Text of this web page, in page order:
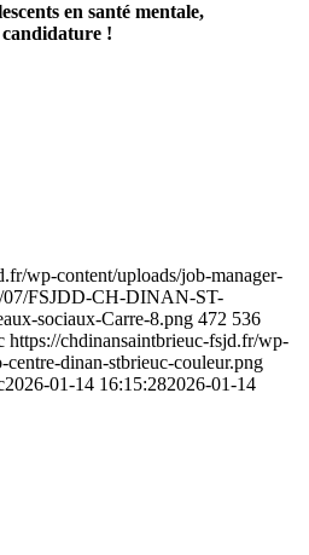
en santé mentale,
!
wp-content/uploads/job-manager-
07/FSJDD-CH-DINAN-ST-
sociaux-Carre-8.png 472 536
https://chdinansaintbrieuc-fsjd.fr/wp-
dinan-stbrieuc-couleur.png
2026-01-14 16:15:282026-01-14